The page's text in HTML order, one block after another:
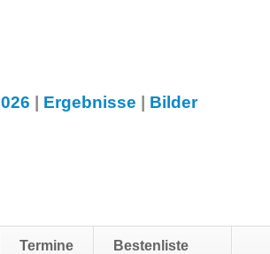
| Ergebnisse | Bilder
Termine Bestenliste